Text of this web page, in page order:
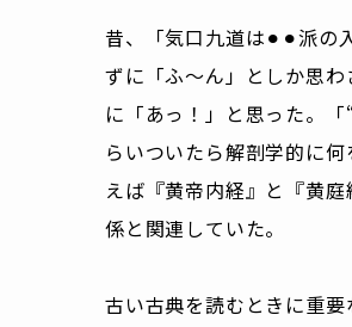
昔、「気口九道は⚫︎⚫︎派
ずに「ふ〜ん」としか思
に「あっ！」と思った。
らいついたら解剖学的に
えば『黄帝内経』と『黄
係と関連していた。
古い古典を読むときに重